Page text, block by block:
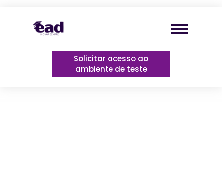
Solicitar acesso ao
ambiente de teste